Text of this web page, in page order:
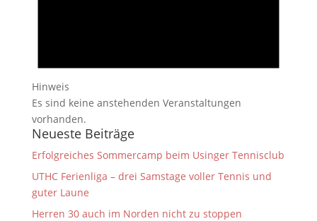
Hinweis
Es sind keine anstehenden Veranstaltungen
vorhanden.
Neueste Beiträge
Erfolgreiches Sommercamp beim Usinger Tennisclub
UTHC Ferienliga – drei Samstage voller Tennis und
guter Laune
Herren 30 auch im Norden nicht zu stoppen